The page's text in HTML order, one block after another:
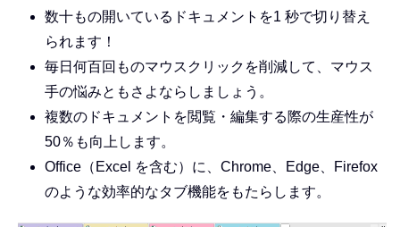
数十もの開いているドキュメントを1 秒で切り替え
られます！
毎日何百回ものマウスクリックを削減して、マウス
手の悩みともさよならしましょう。
複数のドキュメントを閲覧・編集する際の生産性が
50％も向上します。
Office（Excel を含む）に、Chrome、Edge、Firefox
のような効率的なタブ機能をもたらします。